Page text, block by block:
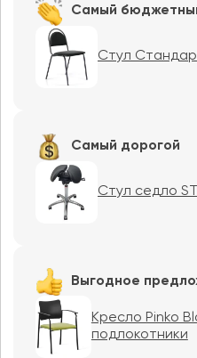
Самый
Стул
Самый дорогой
Стул седло
Выгодное
Кресло Pinko
подлокотники